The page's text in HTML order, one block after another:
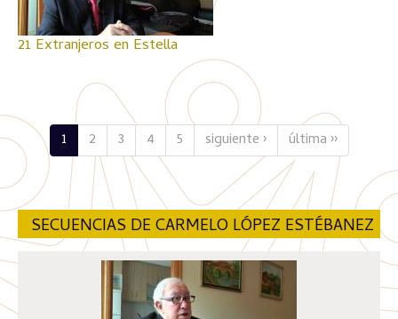
21 Extranjeros en Estella
1 2 3 4 5 siguiente › última ››
SECUENCIAS DE CARMELO LÓPEZ ESTÉBANEZ